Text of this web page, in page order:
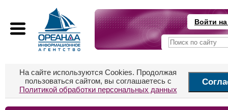
Войти
На сайте используются Cookies. Продолжая
пользоваться сайтом, вы соглашаетесь с
Политикой обработки персональных данных